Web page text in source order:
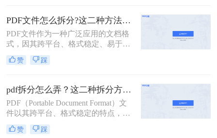
法，帮助你轻松将PDF文件拆分成多
份。
PDF文件怎么拆分?这二种方法教你轻松拆分!
PDF文件作为一种广泛应用的文档格
式，因其跨平台、格式稳定、易于打
印等优点，在办公、学习等领域得到
了广泛的使用。然而，有时我们可能
地管理和使用其中的内容。那么PDF
文件怎么拆分呢？本文将详细介绍
PDF文件拆分的方法和步骤，帮助读
者轻松实现PDF文件的拆分操作。
赞 踩
pdf拆分怎么弄？这二种拆分方法看看！
PDF（Portable Document Format）文
件以其跨平台、格式稳定的特点，在
办公、学习等领域得到了广泛应用。
然而，有时我们需要对PDF文件进行
赞 踩